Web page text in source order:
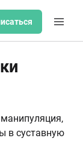
в суставную